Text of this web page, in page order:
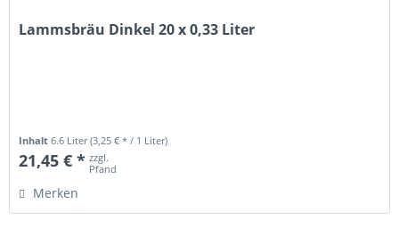
Lammsbräu Dinkel 20 x 0,33 Liter
Inhalt6.6 Liter(3,25 € * / 1 Liter)
21,45 € * zzgl.
Pfand
Merken